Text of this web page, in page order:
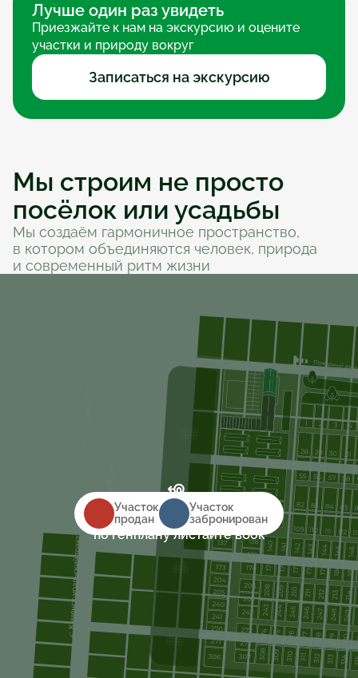
Лучше один раз увидеть
Приезжайте к нам на экскурсию и оцените
участки и природу вокруг
Записаться на экскурсию
Мы строим не просто
посёлок или усадьбы
Мы создаём гармоничное пространство,
в котором объединяются человек, природа
и современный ритм жизни
Для перемещения
по генплану листайте вбок
Участок
продан
Участок
забронирован